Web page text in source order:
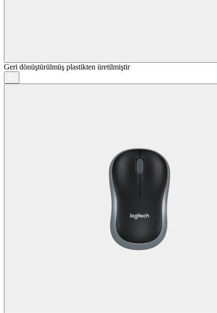
Geri dönüştürülmüş plastikten üretilmiştir